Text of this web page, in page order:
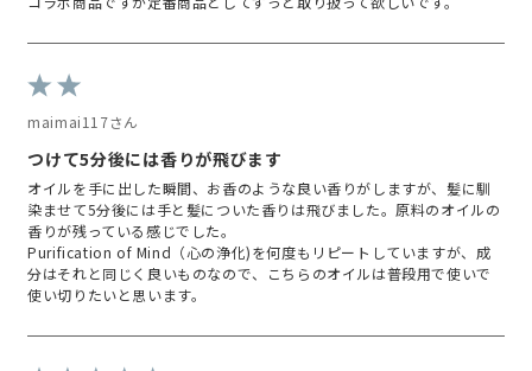
maimai117さん
つけて5分後には香りが飛びます
オイルを手に出した瞬間、お香のような良い香りがしますが、髪に馴
染ませて5分後には手と髪についた香りは飛びました。原料のオイルの
香りが残っている感じでした。
Purification of Mind（心の浄化)を何度もリピートしていますが、成
分はそれと同じく良いものなので、こちらのオイルは普段用で使いで
使い切りたいと思います。